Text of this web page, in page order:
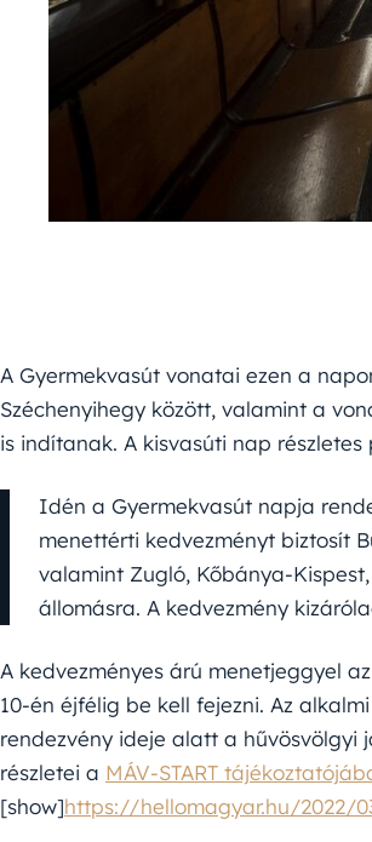
A Gyermekvasút vonatai ezen a
Széchenyihegy között, valamint a
is indítanak. A kisvasúti nap
Idén a Gyermekvasút napja
menettérti kedvezményt biztosít
valamint Zugló, Kőbánya-
állomásra. A kedvezmény
A kedvezményes árú menetjeggyel
10-én éjfélig be kell fejezni. Az
rendezvény ideje alatt a hűvösvölgyi
részletei a MÁV-START
[show]https://hellomagyar.hu/2022/